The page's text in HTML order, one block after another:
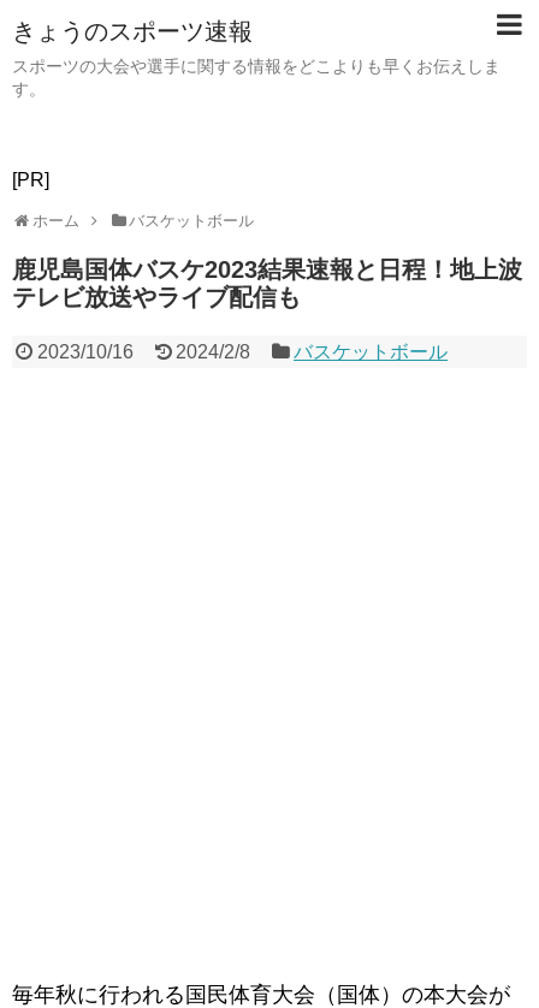
きょうのスポーツ速報
スポーツの大会や選手に関する情報をどこよりも早くお伝えしま
す。
[PR]
ホーム バスケットボール
鹿児島国体バスケ2023結果速報と日程！地上波
テレビ放送やライブ配信も
2023/10/16 2024/2/8 バスケットボール
毎年秋に行われる国民体育大会（国体）の本大会が